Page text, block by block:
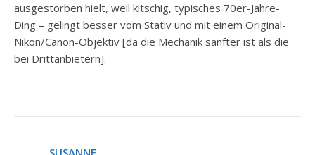
ausgestorben hielt, weil kitschig, typisches 70er-Jahre-
Ding – gelingt besser vom Stativ und mit einem Original-
Nikon/Canon-Objektiv [da die Mechanik sanfter ist als die
bei Drittanbietern].